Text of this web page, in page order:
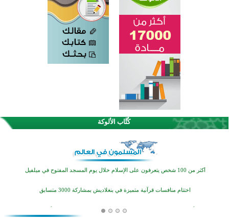
كُتَّاب الألوكة
القرآن والتربية في صدارة البرامج الصيفية للمسلمين في بينزا وساراتوف وموردوفيا هذا العام
اختتام الدورة التاسعة لمسابقة حفظ وتلاوة القرآن الكريم في أزناكاييف